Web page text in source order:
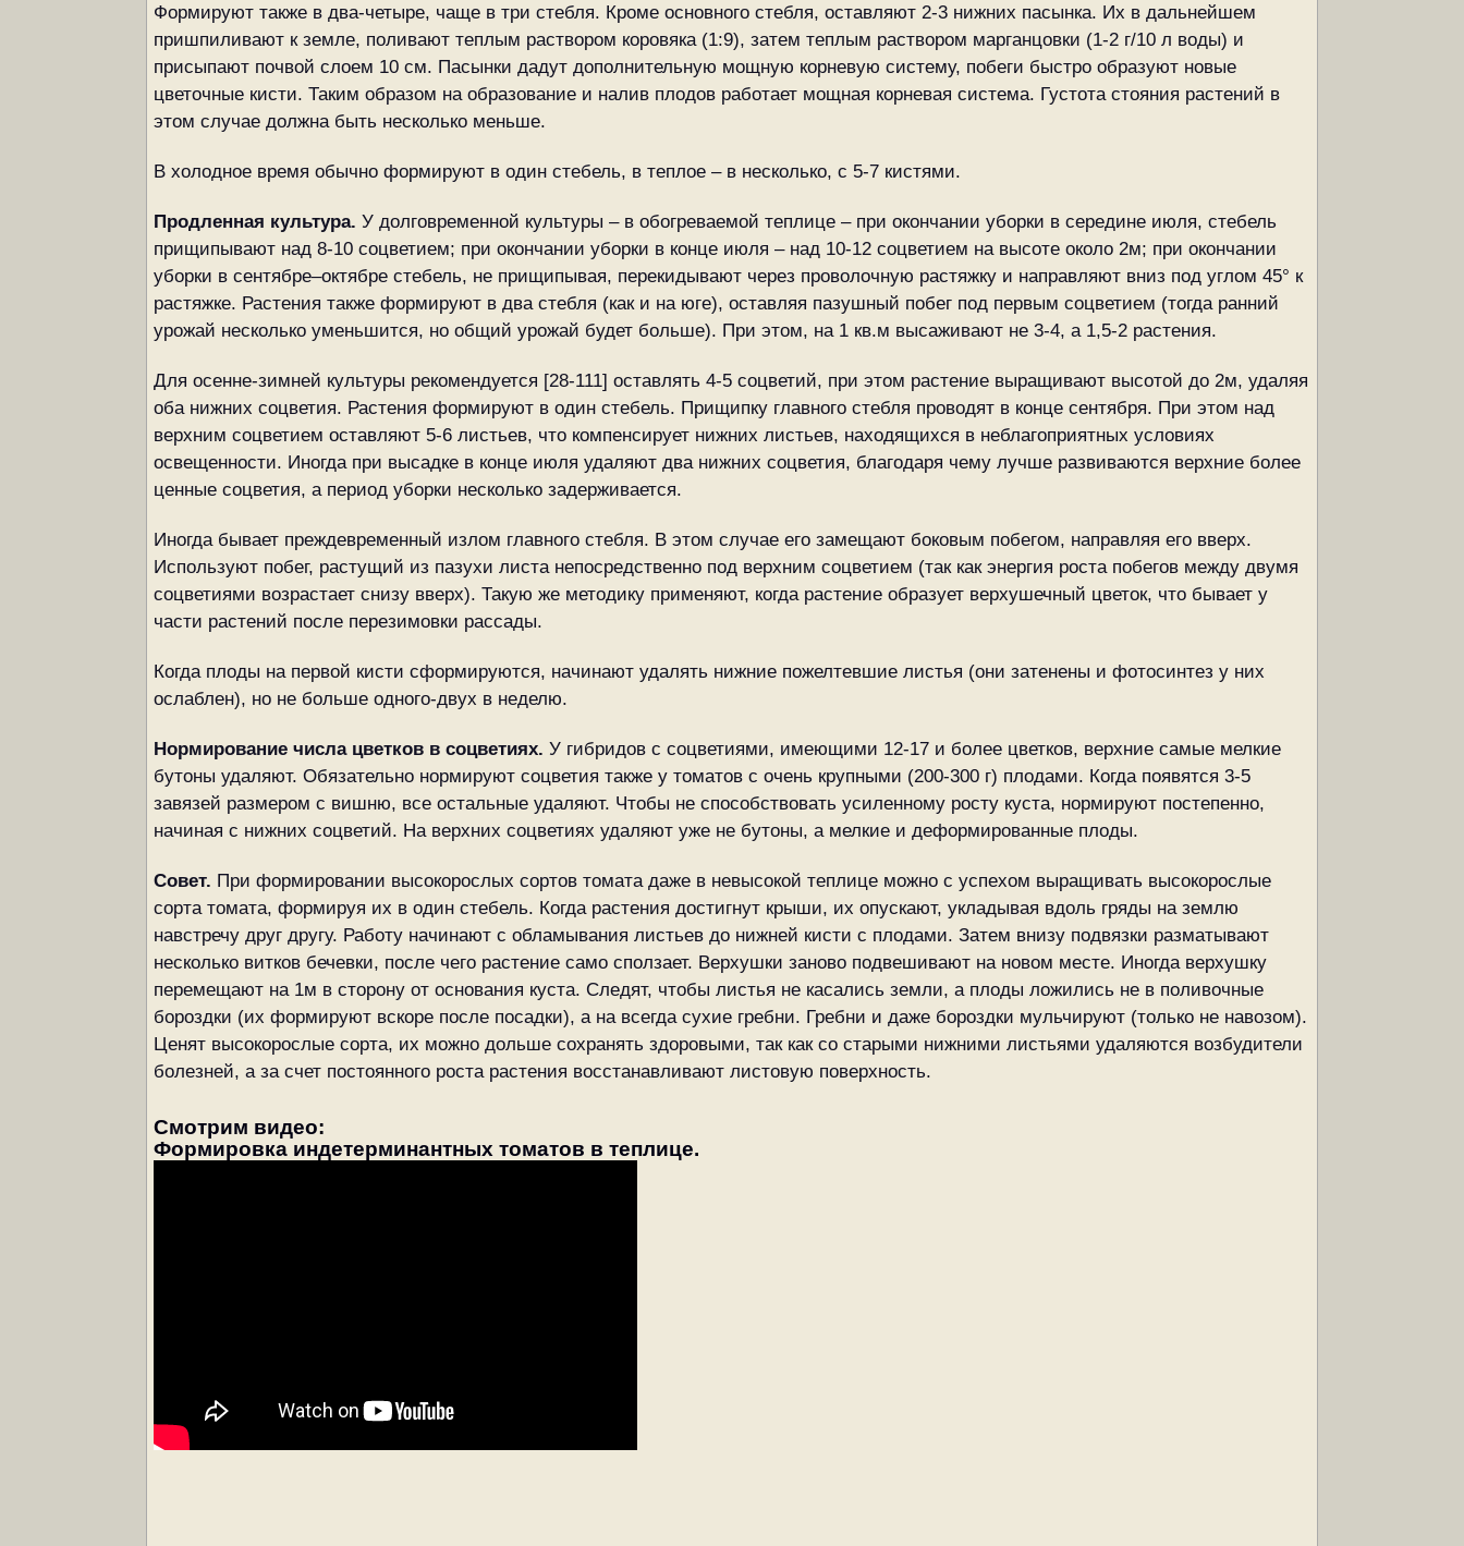
Формируют также в два-четыре, чаще в три стебля. Кроме основного стебля, оставляют 2-3 нижних пасынка. Их в дальнейшем
пришпиливают к земле, поливают теплым раствором коровяка (1:9), затем теплым раствором марганцовки (1-2 г/10 л воды) и
присыпают почвой слоем 10 см. Пасынки дадут дополнительную мощную корневую систему, побеги быстро образуют новые
цветочные кисти. Таким образом на образование и налив плодов работает мощная корневая система. Густота стояния растений в
этом случае должна быть несколько меньше.
В холодное время обычно формируют в один стебель, в теплое – в несколько, с 5-7 кистями.
Продленная культура. У долговременной культуры – в обогреваемой теплице – при окончании уборки в середине июля, стебель
прищипывают над 8-10 соцветием; при окончании уборки в конце июля – над 10-12 соцветием на высоте около 2м; при окончании
уборки в сентябре–октябре стебель, не прищипывая, перекидывают через проволочную растяжку и направляют вниз под углом 45° к
растяжке. Растения также формируют в два стебля (как и на юге), оставляя пазушный побег под первым соцветием (тогда ранний
урожай несколько уменьшится, но общий урожай будет больше). При этом, на 1 кв.м высаживают не 3-4, а 1,5-2 растения.
Для осенне-зимней культуры рекомендуется [28-111] оставлять 4-5 соцветий, при этом растение выращивают высотой до 2м, удаляя
оба нижних соцветия. Растения формируют в один стебель. Прищипку главного стебля проводят в конце сентября. При этом над
верхним соцветием оставляют 5-6 листьев, что компенсирует нижних листьев, находящихся в неблагоприятных условиях
освещенности. Иногда при высадке в конце июля удаляют два нижних соцветия, благодаря чему лучше развиваются верхние более
ценные соцветия, а период уборки несколько задерживается.
Иногда бывает преждевременный излом главного стебля. В этом случае его замещают боковым побегом, направляя его вверх.
Используют побег, растущий из пазухи листа непосредственно под верхним соцветием (так как энергия роста побегов между двумя
соцветиями возрастает снизу вверх). Такую же методику применяют, когда растение образует верхушечный цветок, что бывает у
части растений после перезимовки рассады.
Когда плоды на первой кисти сформируются, начинают удалять нижние пожелтевшие листья (они затенены и фотосинтез у них
ослаблен), но не больше одного-двух в неделю.
Нормирование числа цветков в соцветиях. У гибридов с соцветиями, имеющими 12-17 и более цветков, верхние самые мелкие
бутоны удаляют. Обязательно нормируют соцветия также у томатов с очень крупными (200-300 г) плодами. Когда появятся 3-5
завязей размером с вишню, все остальные удаляют. Чтобы не способствовать усиленному росту куста, нормируют постепенно,
начиная с нижних соцветий. На верхних соцветиях удаляют уже не бутоны, а мелкие и деформированные плоды.
Совет. При формировании высокорослых сортов томата даже в невысокой теплице можно с успехом выращивать высокорослые
сорта томата, формируя их в один стебель. Когда растения достигнут крыши, их опускают, укладывая вдоль гряды на землю
навстречу друг другу. Работу начинают с обламывания листьев до нижней кисти с плодами. Затем внизу подвязки разматывают
несколько витков бечевки, после чего растение само сползает. Верхушки заново подвешивают на новом месте. Иногда верхушку
перемещают на 1м в сторону от основания куста. Следят, чтобы листья не касались земли, а плоды ложились не в поливочные
бороздки (их формируют вскоре после посадки), а на всегда сухие гребни. Гребни и даже бороздки мульчируют (только не навозом).
Ценят высокорослые сорта, их можно дольше сохранять здоровыми, так как со старыми нижними листьями удаляются возбудители
болезней, а за счет постоянного роста растения восстанавливают листовую поверхность.
Cмотрим видео:
Формировка индетерминантных томатов в теплице.